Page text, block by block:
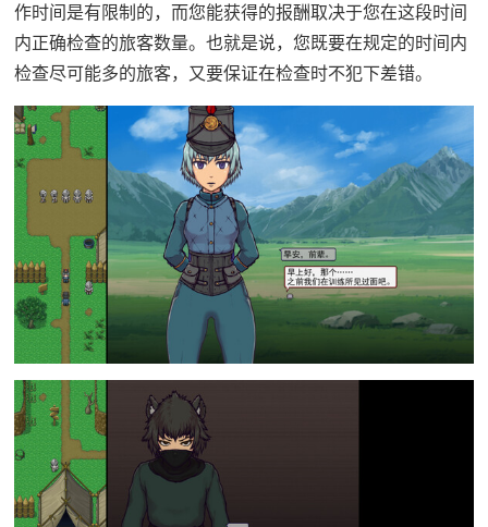
作时间是有限制的，而您能获得的报酬取决于您在这段时间
内正确检查的旅客数量。也就是说，您既要在规定的时间内
检查尽可能多的旅客，又要保证在检查时不犯下差错。